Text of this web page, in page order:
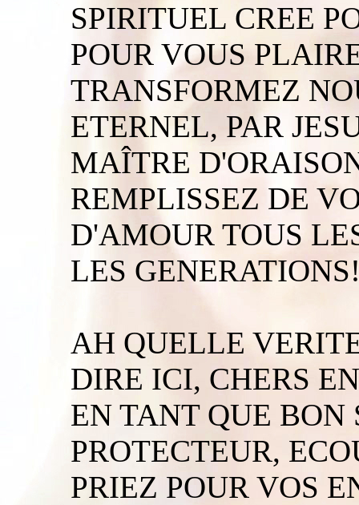
SPIRITUEL CREE
POUR VOUS
TRANSFORMEZ
ETERNEL, PAR
MAÎTRE
REMPLISSEZ DE
D'AMOUR TOUS
LES
AH QUELLE
DIRE ICI, CHERS
EN TANT QUE BON
PROTECTEUR,
PRIEZ POUR VOS